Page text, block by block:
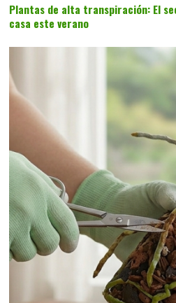
Plantas de alta transpiración: El
casa este verano